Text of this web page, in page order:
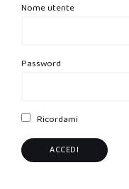
Nome utente
Password
Ricordami